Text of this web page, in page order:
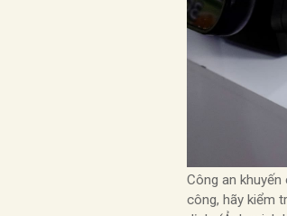
Công an
công, hãy kiểm